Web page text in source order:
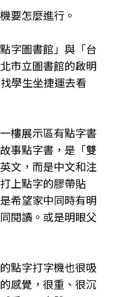
要怎麼進行。
字圖書館」與「台
市立圖書館的啟明
學生坐捷運去看
樓展示區有點字書
事點字書，是「雙
文，而是中文和注
上點字的膠帶貼
希望家中同時有明
閱讀。或是明眼父
點字打字機也很吸
感覺，很重、很沉